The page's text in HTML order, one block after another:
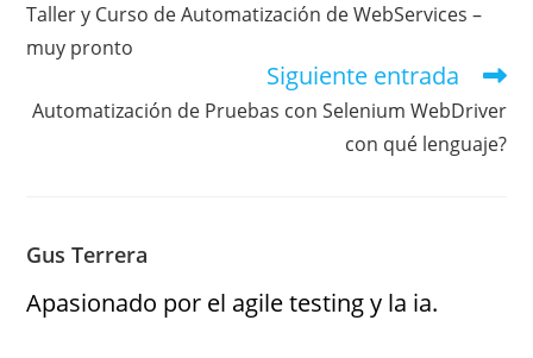
Taller y Curso de Automatización de WebServices –
muy pronto
Siguiente entrada
Automatización de Pruebas con Selenium WebDriver
con qué lenguaje?
Gus Terrera
Apasionado por el agile testing y la ia.